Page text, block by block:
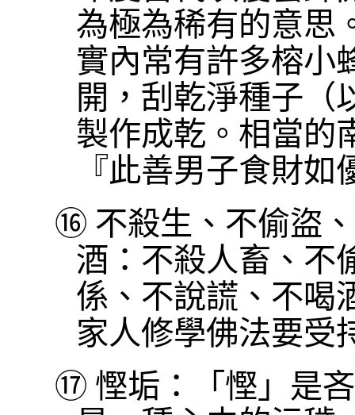
為極為稀有的意思
實內常有許多榕小
開，刮乾淨種子（
製作成乾。相當的
『此善男子食財
⑯ 不殺生、不偷盜
酒：不殺人畜、不
係、不說謊、不喝
家人修學佛法要受
⑰ 慳垢：「慳」是